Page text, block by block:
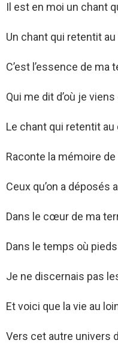
Il est en moi un chant
Un chant qui retentit
C’est l’essence de
Qui me dit d’où je
Le chant qui retentit
Raconte la mémoire
Ceux qu’on a déposés
Dans le cœur de ma
Dans le temps où
Je ne discernais pas
Et voici que la vie au
Vers cet autre univers